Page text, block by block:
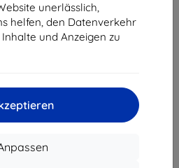
unerlässlich,
helfen, den Datenverkehr
und Anzeigen zu